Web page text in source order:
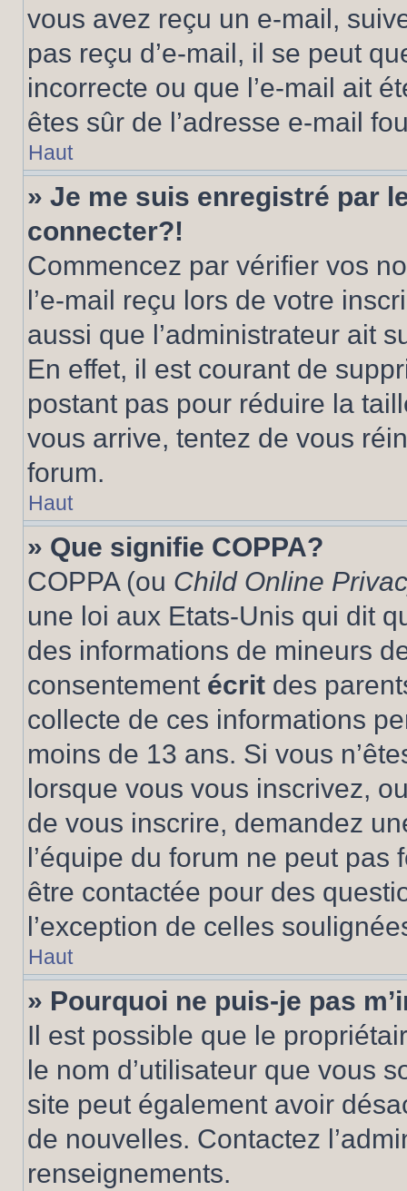
vous avez reçu un e-mail,
pas reçu d’e-mail, il se peut
incorrecte ou que l’e-mail ait
êtes sûr de l’adresse e-mail
Haut
» Je me suis enregistré par
connecter?!
Commencez par vérifier vos
l’e-mail reçu lors de votre
aussi que l’administrateur ait
En effet, il est courant de
postant pas pour réduire la
vous arrive, tentez de vous
forum.
Haut
» Que signifie COPPA?
COPPA (ou Child Online
une loi aux Etats-Unis qui dit
des informations de mineurs
consentement écrit des
collecte de ces informations
moins de 13 ans. Si vous
lorsque vous vous inscrivez,
de vous inscrire, demandez
l’équipe du forum ne peut
être contactée pour des
l’exception de celles
Haut
» Pourquoi ne puis-je pas
Il est possible que le
le nom d’utilisateur que vous
site peut également avoir
de nouvelles. Contactez
renseignements.